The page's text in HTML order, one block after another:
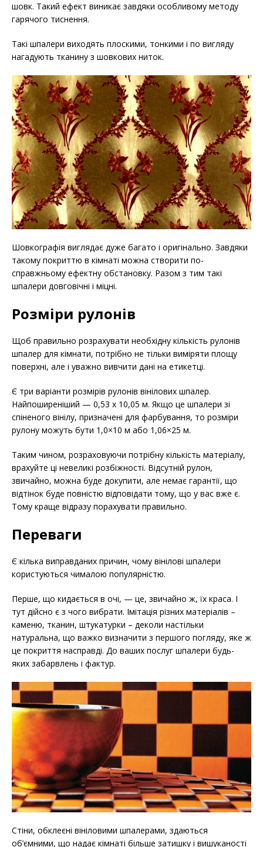
шовк. Такий ефект виникає завдяки особливому методу
гарячого тиснення.
Такі шпалери виходять плоскими, тонкими і по вигляду
нагадують тканину з шовкових ниток.
Шовкографія виглядає дуже багато і оригінально. Завдяки
такому покриттю в кімнаті можна створити по-
справжньому ефектну обстановку. Разом з тим такі
шпалери довговічні і міцні.
Розміри рулонів
Щоб правильно розрахувати необхідну кількість рулонів
шпалер для кімнати, потрібно не тільки виміряти площу
поверхні, але і уважно вивчити дані на етикетці.
Є три варіанти розмірів рулонів вінілових шпалер.
Найпоширеніший — 0,53 х 10,05 м. Якщо це шпалери зі
спіненого вінілу, призначені для фарбування, то розміри
рулону можуть бути 1,0×10 м або 1,06×25 м.
Таким чином, розраховуючи потрібну кількість матеріалу,
врахуйте ці невеликі розбіжності. Відсутній рулон,
звичайно, можна буде докупити, але немає гарантії, що
відтінок буде повністю відповідати тому, що у вас вже є.
Тому краще відразу порахувати правильно.
Переваги
Є кілька виправданих причин, чому вінілові шпалери
користуються чималою популярністю.
Перше, що кидається в очі, — це, звичайно ж, їх краса. І
тут дійсно є з чого вибрати. Імітація різних матеріалів –
каменю, тканин, штукатурки – деколи настільки
натуральна, що важко визначити з першого погляду, яке ж
це покриття насправді. До ваших послуг шпалери будь-
яких забарвлень і фактур.
Стіни, обклеєні вініловими шпалерами, здаються
об’ємними, що надає кімнаті більше затишку і вишуканості